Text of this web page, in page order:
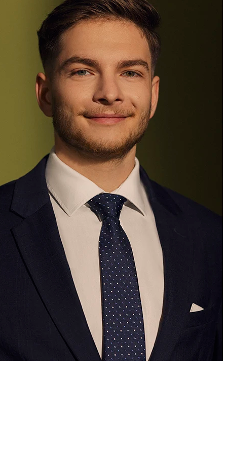
+423 235 8181
fabio.chesani@marxer.law